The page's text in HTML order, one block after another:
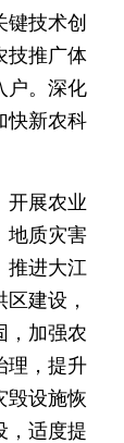
技术创
技推广体
户。深化
快新农科
展农业
地质灾害
推进大江
建设，
，加强农
理，提升
毁设施恢
，适度提